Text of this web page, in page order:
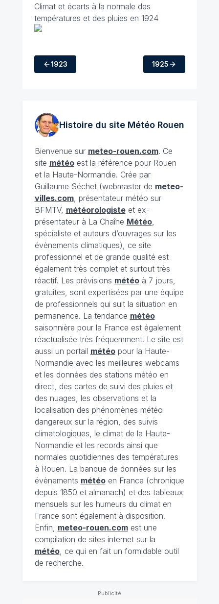
Climat et écarts à la normale des
températures et des pluies en 1924
1923 1925
Histoire du site Météo Rouen
Bienvenue sur meteo-rouen.com. Ce
site météoest la référence pour Rouen
et la Haute-Normandie. Crée par
Guillaume Séchet (webmaster de meteo-
villes.com, présentateur météo sur
BFMTV, météorologisteet ex-
présentateur à La Chaîne Météo,
spécialiste et auteurs d’ouvrages sur les
évènements climatiques), ce site
professionnel et de grande qualité est
également très complet et surtout très
réactif. Les prévisions météoà 7 jours,
gratuites, sont expertisées par une équipe
de professionnels qui suit la situation en
permanence. La tendance météo
saisonnière pour la France est également
réactualisée très fréquemment. Le site est
aussi un portail météopour la Haute-
Normandie avec les meilleures webcams
et les données des stations météo en
direct, des cartes de suivi des pluies et
des nuages, les observations et la
localisation des phénomènes météo
dangereux sur la région, des suivis
climatologiques, le climat de la Haute-
Normandie et les records ainsi que
normales quotidiennes des températures
à Rouen. La banque de données sur les
évènements météoen France (chronique
depuis 1850 et almanach) et des tableaux
mensuels sur les humeurs du climat en
France sont également à disposition.
Enfin, meteo-rouen.comest une
compilation de sites internet sur la
météo, ce qui en fait un formidable outil
de recherche.